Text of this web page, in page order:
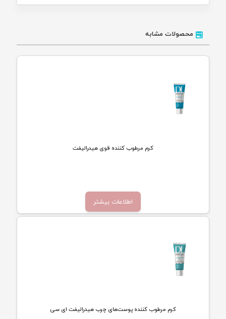
محصولات مشابه
کرم مرطوب کننده قوی هیدرالیفت
اطلاعات بیشتر
کرم مرطوب کننده پوست‌های چرب هیدرالیفت ای سی